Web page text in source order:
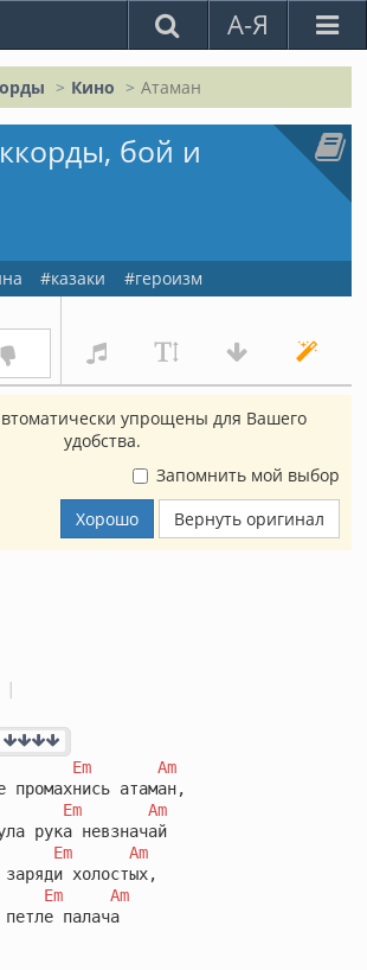
А-Я
Кино Атаман
бой и
казаки героизм
упрощены для Вашего
удобства.
Запомнить мой выбор
Хорошо
Вернуть оригинал
Em
Am
атаман,
Em
Am
рука невзначай
Em
Am
холостых,
Em
Am
палача